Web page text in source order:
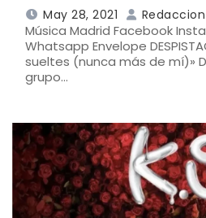
May 28, 2021
Música Madrid Facebook
Whatsapp Envelope
sueltes (nunca más de mí)»
grupo…